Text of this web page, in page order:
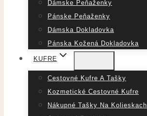
Dámske Peňaženky
Pánske Peňaženky
Dámska Dokladovka
Pánska Kožená Dokladovka
KUFRE
Cestovné Kufre A Tašky
Kozmetické Cestovné Kufre
Nákupné Tašky Na Kolieskach